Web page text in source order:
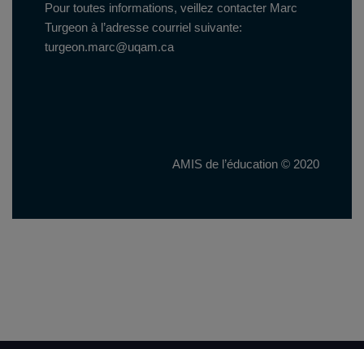
Pour toutes informations, veillez contacter Marc
Turgeon à l’adresse courriel suivante:
turgeon.marc@uqam.ca
AMIS de l’éducation © 2020